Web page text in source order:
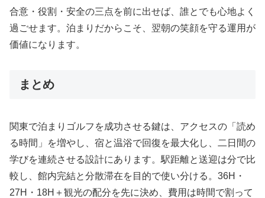
合意・役割・安全の三点を前に出せば、誰とでも心地よく
過ごせます。泊まりだからこそ、翌朝の笑顔を守る運用が
価値になります。
まとめ
関東で泊まりゴルフを成功させる鍵は、アクセスの「読め
る時間」を増やし、宿と温浴で回復を最大化し、二日間の
学びを連続させる設計にあります。駅距離と送迎は分で比
較し、館内完結と分散滞在を目的で使い分ける。36H・
27H・18H＋観光の配分を先に決め、費用は時間で割って